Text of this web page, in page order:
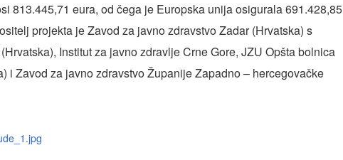
813.445,71 eura, od čega je Europska unija osigurala 691.428,85
projekta je Zavod za javno zdravstvo Zadar (Hrvatska) s
Institut za javno zdravlje Crne Gore, JZU Opšta bolnica
i Zavod za javno zdravstvo Županije Zapadno – hercegovačke